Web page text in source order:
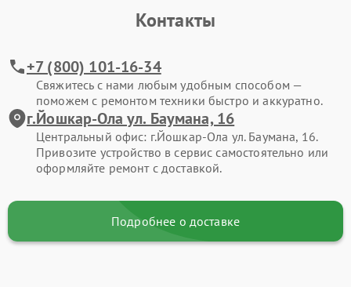
Контакты
+7 (800) 101-16-34
Свяжитесь с нами любым удобным способом —
поможем с ремонтом техники быстро и аккуратно.
г.Йошкар-Ола ул. Баумана, 16
Центральный офис: г.Йошкар-Ола ул. Баумана, 16.
Привозите устройство в сервис самостоятельно или
оформляйте ремонт с доставкой.
Подробнее о доставке